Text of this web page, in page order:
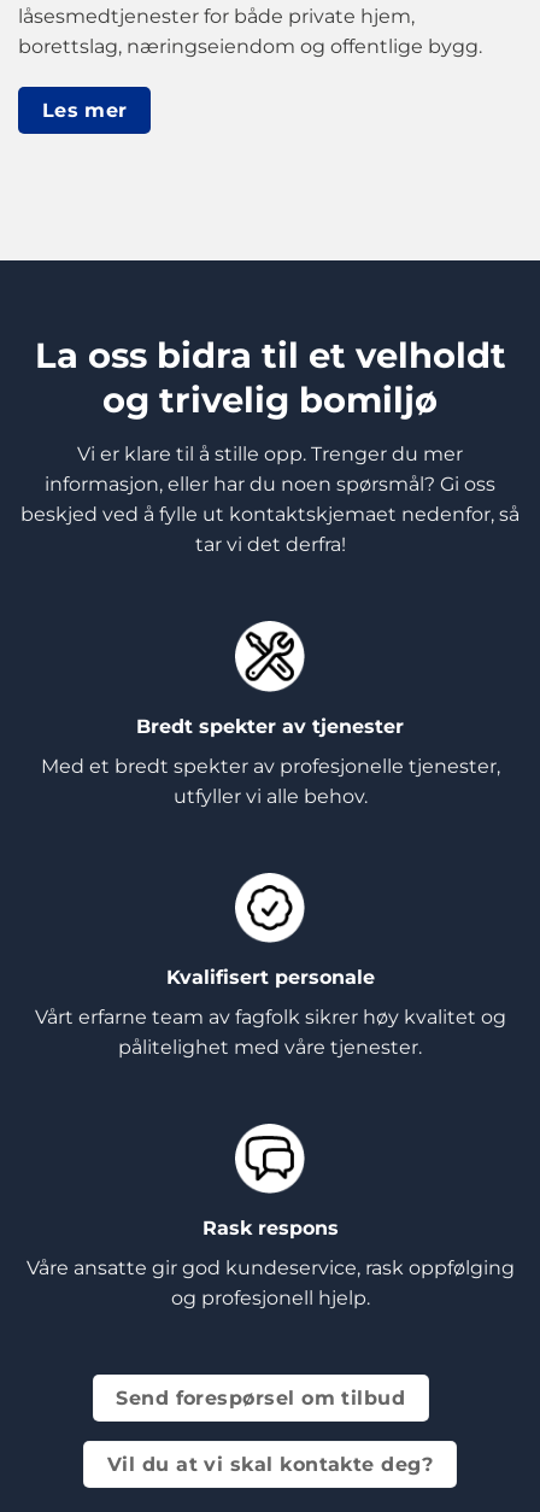
låsesmedtjenester for både private hjem,
borettslag, næringseiendom og offentlige bygg.
Les mer
La oss bidra til et velholdt
og trivelig bomiljø
Vi er klare til å stille opp. Trenger du mer
informasjon, eller har du noen spørsmål? Gi oss
beskjed ved å fylle ut kontaktskjemaet nedenfor, så
tar vi det derfra!
Bredt spekter av tjenester
Med et bredt spekter av profesjonelle tjenester,
utfyller vi alle behov.
Kvalifisert personale
Vårt erfarne team av fagfolk sikrer høy kvalitet og
pålitelighet med våre tjenester.
Rask respons
Våre ansatte gir god kundeservice, rask oppfølging
og profesjonell hjelp.
Send forespørsel om tilbud
Vil du at vi skal kontakte deg?